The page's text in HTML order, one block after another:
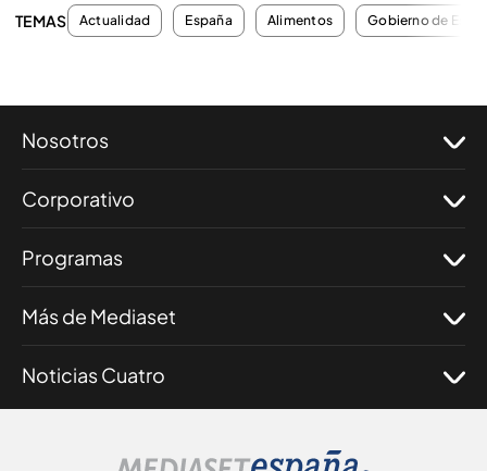
TEMAS Actualidad España Alimentos Gobierno de
Nosotros
Corporativo
Programas
Más de Mediaset
Noticias Cuatro